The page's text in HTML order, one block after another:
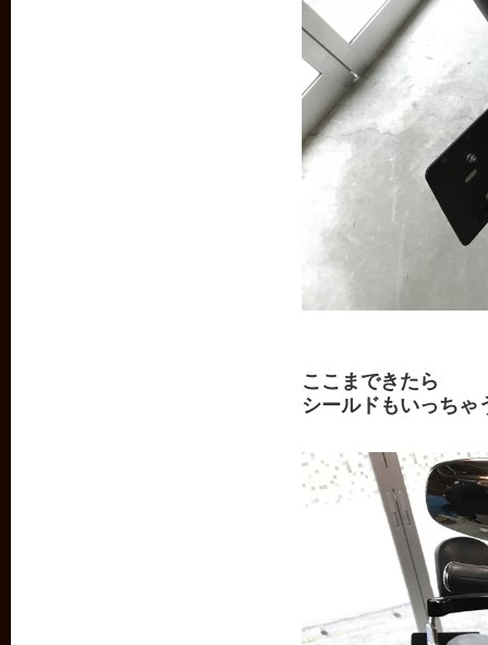
ここまできたら
シールドもいっちゃ